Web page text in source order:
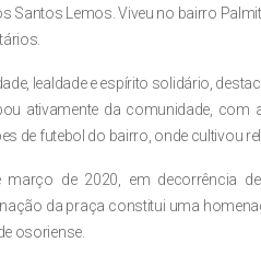
Santos Lemos. Viveu no bairro
lealdade e espírito solidário,
ativamente da comunidade, com
de futebol do bairro, onde cultivou
março de 2020, em decorrência
da praça constitui uma
osoriense.